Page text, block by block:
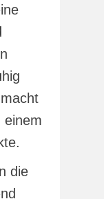
einem
die